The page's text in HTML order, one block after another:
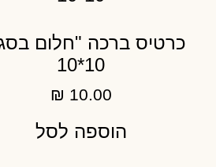
כרטיס ברכה "חלום
10*10
₪ 10.00
הוספה לסל